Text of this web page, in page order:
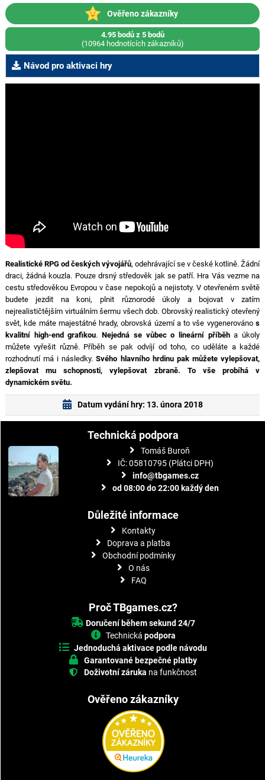
Ověřeno zákazníky
4.95 bodů z 5 bodů
(10964 hodnotících zákazníků)
Návod pro aktivaci hry
Realistické RPG od českých vývojářů, odehrávající se v české kotlině. Žádní
draci, žádná kouzla. Pouze drsný středověk jak se patří. Hra Vás vezme na
cestu středověkou Evropou v čase nepokojů a nejistoty. V otevřeném světě
budete jezdit na koni, plnit různorodé úkoly a bojovat v zatím
nejrealističtějším virtuálním šermu všech dob. Obrovský realistický otevřený
svět, kde máte majestátné hrady, obrovská území a to vše vygenerovános
kvalitní high-end grafikou.Nejedná se vůbec o lineární příběha úkoly
můžete vyřešit různě. Příběh se pak odvíjí od toho, co uděláte a každé
rozhodnutí má i následky. Svého hlavního hrdinu pak můžete vylepšovat,
zlepšovat mu schopnosti, vylepšovat zbraně. To vše probíhá v
dynamickém světu.
Datum vydání hry: 13. února 2018
Technická podpora
Tomáš Buroň
IČ: 05810795 (Plátci DPH)
info@tbgames.cz
od 08:00 do 22:00 každý den
Důležité informace
Kontakty
Doprava a platba
Obchodní podmínky
O nás
FAQ
Proč TBgames.cz?
Doručení během sekund 24/7
Technická podpora
Jednoduchá aktivace podle návodu
Garantované bezpečné platby
Doživotní záruka na funkčnost
Ověřeno zákazníky